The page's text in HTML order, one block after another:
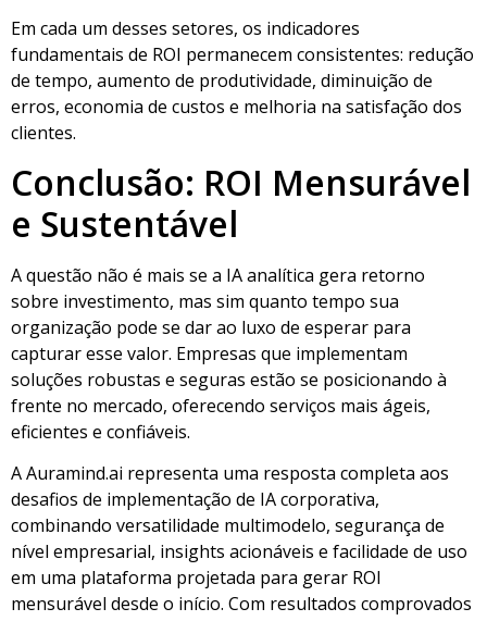
Em cada um desses setores, os indicadores
fundamentais de ROI permanecem consistentes: redução
de tempo, aumento de produtividade, diminuição de
erros, economia de custos e melhoria na satisfação dos
clientes.
Conclusão: ROI Mensurável
e Sustentável
A questão não é mais se a IA analítica gera retorno
sobre investimento, mas sim quanto tempo sua
organização pode se dar ao luxo de esperar para
capturar esse valor. Empresas que implementam
soluções robustas e seguras estão se posicionando à
frente no mercado, oferecendo serviços mais ágeis,
eficientes e confiáveis.
A Auramind.ai representa uma resposta completa aos
desafios de implementação de IA corporativa,
combinando versatilidade multimodelo, segurança de
nível empresarial, insights acionáveis e facilidade de uso
em uma plataforma projetada para gerar ROI
mensurável desde o início. Com resultados comprovados